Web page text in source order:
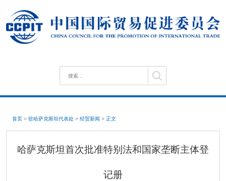
首页 > 驻哈萨克斯坦代表处 > 经贸新闻 > 正文
哈萨克斯坦首次批准特别法和国家垄断主体登
记册